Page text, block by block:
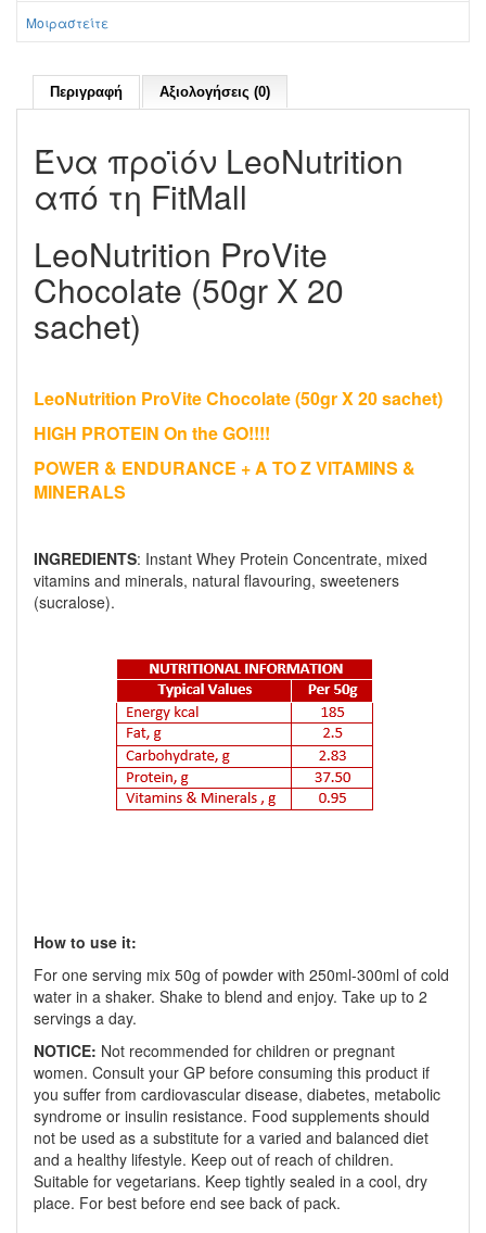
Μοιραστείτε
Περιγραφή Αξιολογήσεις (0)
Ένα προϊόν LeoNutrition
από τη FitMall
LeoNutrition ProVite
Chocolate (50gr X 20
sachet)
LeoNutrition ProVite Chocolate (50gr X 20 sachet)
HIGH PROTEIN On the GO!!!!
POWER & ENDURANCE + A TO Z VITAMINS &
MINERALS
INGREDIENTS: Instant Whey Protein Concentrate, mixed
vitamins and minerals, natural flavouring, sweeteners
(sucralose).
How to use it:
For one serving mix 50g of powder with 250ml-300ml of cold
water in a shaker. Shake to blend and enjoy. Take up to 2
servings a day.
NOTICE: Not recommended for children or pregnant
women. Consult your GP before consuming this product if
you suffer from cardiovascular disease, diabetes, metabolic
syndrome or insulin resistance. Food supplements should
not be used as a substitute for a varied and balanced diet
and a healthy lifestyle. Keep out of reach of children.
Suitable for vegetarians. Keep tightly sealed in a cool, dry
place. For best before end see back of pack.